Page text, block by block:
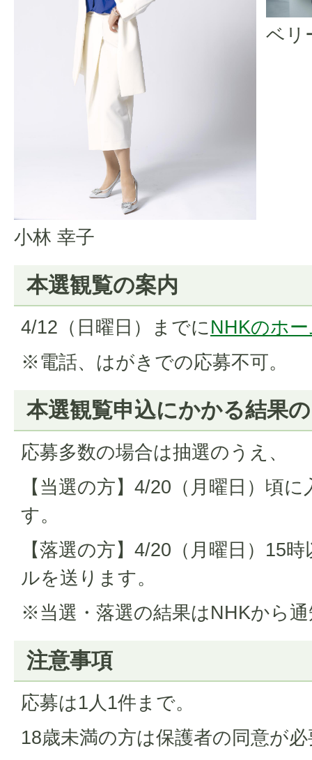
小林 幸子
ベリ
本選観覧の案内
4/12（日曜日）までにNHKのホ
※電話、はがきでの応募不可。
本選観覧申込にかかる結果
応募多数の場合は抽選のうえ、
【当選の方】4/20（月曜日）頃
す。
【落選の方】4/20（月曜日）15
ルを送ります。
※当選・落選の結果はNHKから
注意事項
応募は1人1件まで。
18歳未満の方は保護者の同意が